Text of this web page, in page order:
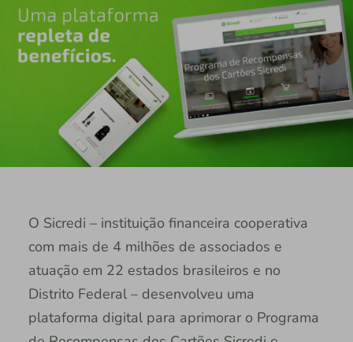
O Sicredi – instituição financeira cooperativa
com mais de 4 milhões de associados e
atuação em 22 estados brasileiros e no
Distrito Federal – desenvolveu uma
plataforma digital para aprimorar o Programa